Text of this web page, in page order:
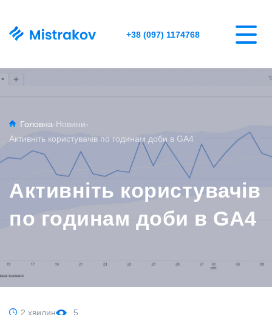
+38 (097) 1174768
Головна-Новини-
Активніть користувачів по годинам доби в GA4
Активніть користувачів
по годинам доби в GA4
2 хвилин 5